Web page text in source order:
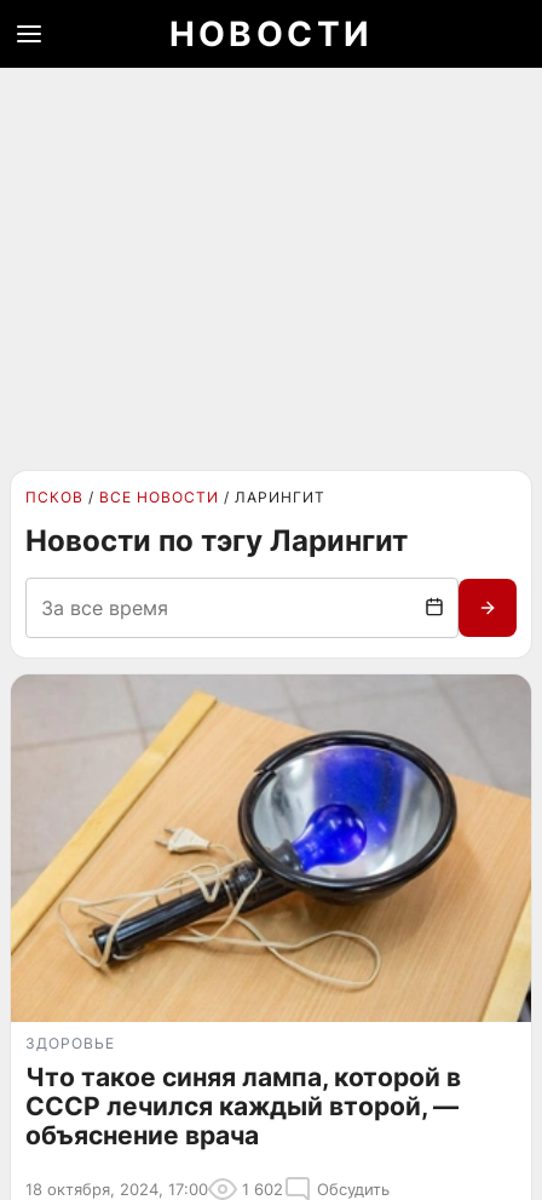
НОВОСТИ
ПСКОВ ВСЕ НОВОСТИ ЛАРИНГИТ
Новости по тэгу Ларингит
ЗДОРОВЬЕ
Что такое синяя лампа, которой в
СССР лечился каждый второй, —
объяснение врача
18 октября, 2024, 17:00 1 602 Обсудить